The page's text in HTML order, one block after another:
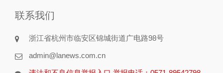
联系我们
浙江省杭州市临安区锦城街道广电路98号
admin@lanews.com.cn